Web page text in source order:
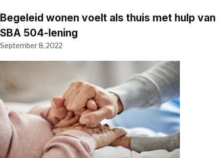
Begeleid wonen voelt als thuis met hulp van
SBA 504-lening
September 8, 2022